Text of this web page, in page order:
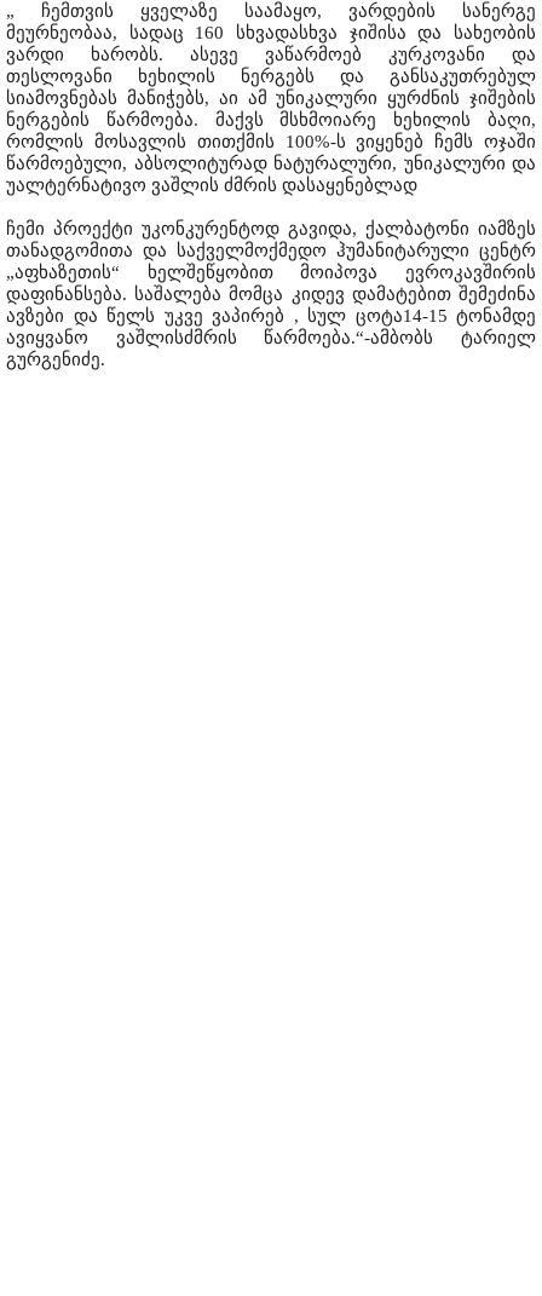
„ ჩემთვის ყველაზე საამაყო, ვარდების სანერგე
მეურნეობაა, სადაც 160 სხვადასხვა ჯიშისა და სახეობის
ვარდი ხარობს. ასევე ვაწარმოებ კურკოვანი და
თესლოვანი ხეხილის ნერგებს და განსაკუთრებულ
სიამოვნებას მანიჭებს, აი ამ უნიკალური ყურძნის ჯიშების
ნერგების წარმოება. მაქვს მსხმოიარე ხეხილის ბაღი,
რომლის მოსავლის თითქმის 100%-ს ვიყენებ ჩემს ოჯაში
წარმოებული, აბსოლიტურად ნატურალური, უნიკალური და
უალტერნატივო ვაშლის ძმრის დასაყენებლად
ჩემი პროექტი უკონკურენტოდ გავიდა, ქალბატონი იამზეს
თანადგომითა და საქველმოქმედო ჰუმანიტარული ცენტრ
„აფხაზეთის“ ხელშეწყობით მოიპოვა ევროკავშირის
დაფინანსება. საშალება მომცა კიდევ დამატებით შემეძინა
ავზები და წელს უკვე ვაპირებ , სულ ცოტა14-15 ტონამდე
ავიყვანო ვაშლისძმრის წარმოება.“-ამბობს ტარიელ
გურგენიძე.